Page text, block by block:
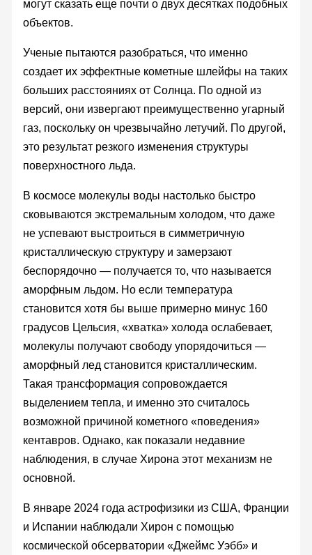
могут сказать еще почти о двух десятках подобных
объектов.
Ученые пытаются разобраться, что именно
создает их эффектные кометные шлейфы на таких
больших расстояниях от Солнца. По одной из
версий, они извергают преимущественно угарный
газ, поскольку он чрезвычайно летучий. По другой,
это результат резкого изменения структуры
поверхностного льда.
В космосе молекулы воды настолько быстро
сковываются экстремальным холодом, что даже
не успевают выстроиться в симметричную
кристаллическую структуру и замерзают
беспорядочно — получается то, что называется
аморфным льдом. Но если температура
становится хотя бы выше примерно минус 160
градусов Цельсия, «хватка» холода ослабевает,
молекулы получают свободу упорядочиться —
аморфный лед становится кристаллическим.
Такая трансформация сопровождается
выделением тепла, и именно это считалось
возможной причиной кометного «поведения»
кентавров. Однако, как показали недавние
наблюдения, в случае Хирона этот механизм не
основной.
В январе 2024 года астрофизики из США, Франции
и Испании наблюдали Хирон с помощью
космической обсерватории «Джеймс Уэбб» и